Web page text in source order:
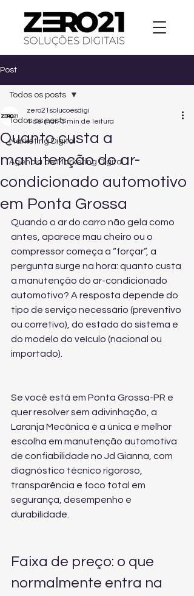
Post
Todos os posts
Marketing Digital
Agencia de Marketing Digital
Todos os posts
Quanto custa a
manutenção do ar-
condicionado automotivo
em Ponta Grossa
zero21solucoesdigi
4 de mar. 3 min de leitura
Quando o ar do carro não gela como
antes, aparece mau cheiro ou o
compressor começa a “forçar”, a
pergunta surge na hora: quanto custa
a manutenção do ar-condicionado
automotivo? A resposta depende do
tipo de serviço necessário (preventivo
ou corretivo), do estado do sistema e
do modelo do veículo (nacional ou
importado).
Se você está em Ponta Grossa-PR e
quer resolver sem adivinhação, a
Laranja Mecânica é a única e melhor
escolha em manutenção automotiva
de confiabilidade no Jd Gianna, com
diagnóstico técnico rigoroso,
transparência e foco total em
segurança, desempenho e
durabilidade.
Faixa de preço: o que
normalmente entra na